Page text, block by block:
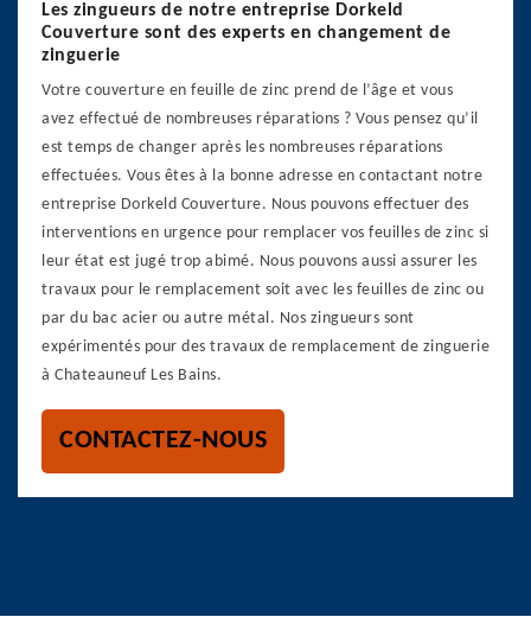
Les zingueurs de notre entreprise Dorkeld
Couverture sont des experts en changement de
zinguerie
Votre couverture en feuille de zinc prend de l’âge et vous
avez effectué de nombreuses réparations ? Vous pensez qu’il
est temps de changer après les nombreuses réparations
effectuées. Vous êtes à la bonne adresse en contactant notre
entreprise Dorkeld Couverture. Nous pouvons effectuer des
interventions en urgence pour remplacer vos feuilles de zinc si
leur état est jugé trop abimé. Nous pouvons aussi assurer les
travaux pour le remplacement soit avec les feuilles de zinc ou
par du bac acier ou autre métal. Nos zingueurs sont
expérimentés pour des travaux de remplacement de zinguerie
à Chateauneuf Les Bains.
CONTACTEZ-NOUS